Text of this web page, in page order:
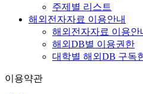
주제별 리스트
해외전자자료 이용안내
해외전자자료 이용안
해외DB별 이용권한
대학별 해외DB 구독
이용약관